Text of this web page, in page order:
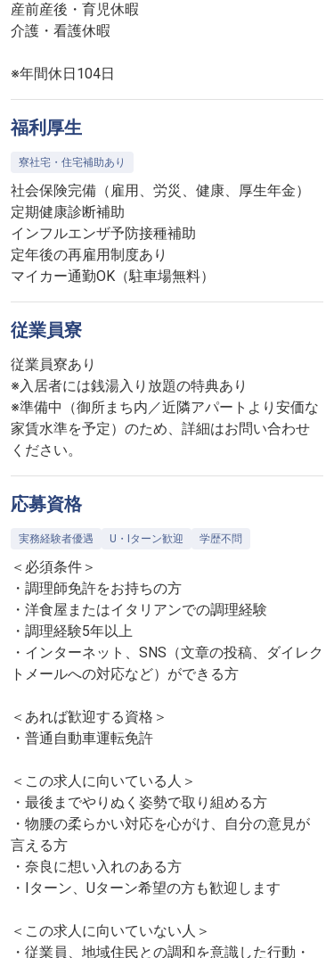
産前産後・育児休暇
介護・看護休暇
※年間休日104日
福利厚生
寮社宅・住宅補助あり
社会保険完備（雇用、労災、健康、厚生年金）
定期健康診断補助
インフルエンザ予防接種補助
定年後の再雇用制度あり
マイカー通勤OK（駐車場無料）
従業員寮
従業員寮あり
※入居者には銭湯入り放題の特典あり
※準備中（御所まち内／近隣アパートより安価な
家賃水準を予定）のため、詳細はお問い合わせ
ください。
応募資格
実務経験者優遇 U・Iターン歓迎 学歴不問
＜必須条件＞
・調理師免許をお持ちの方
・洋食屋またはイタリアンでの調理経験
・調理経験5年以上
・インターネット、SNS（文章の投稿、ダイレク
トメールへの対応など）ができる方
＜あれば歓迎する資格＞
・普通自動車運転免許
＜この求人に向いている人＞
・最後までやりぬく姿勢で取り組める方
・物腰の柔らかい対応を心がけ、自分の意見が
言える方
・奈良に想い入れのある方
・Iターン、Uターン希望の方も歓迎します
＜この求人に向いていない人＞
・従業員、地域住民との調和を意識した行動・